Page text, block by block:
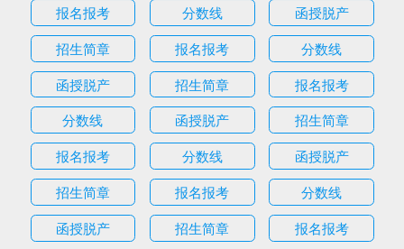
报名报考
分数线
函授脱产
招生简章
报名报考
分数线
函授脱产
招生简章
报名报考
分数线
函授脱产
招生简章
报名报考
分数线
函授脱产
招生简章
报名报考
分数线
函授脱产
招生简章
报名报考